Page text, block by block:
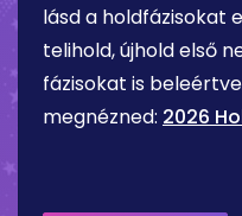
lásd a holdfázisokat
telihold, újhold első
fázisokat is
megnézned: 2026